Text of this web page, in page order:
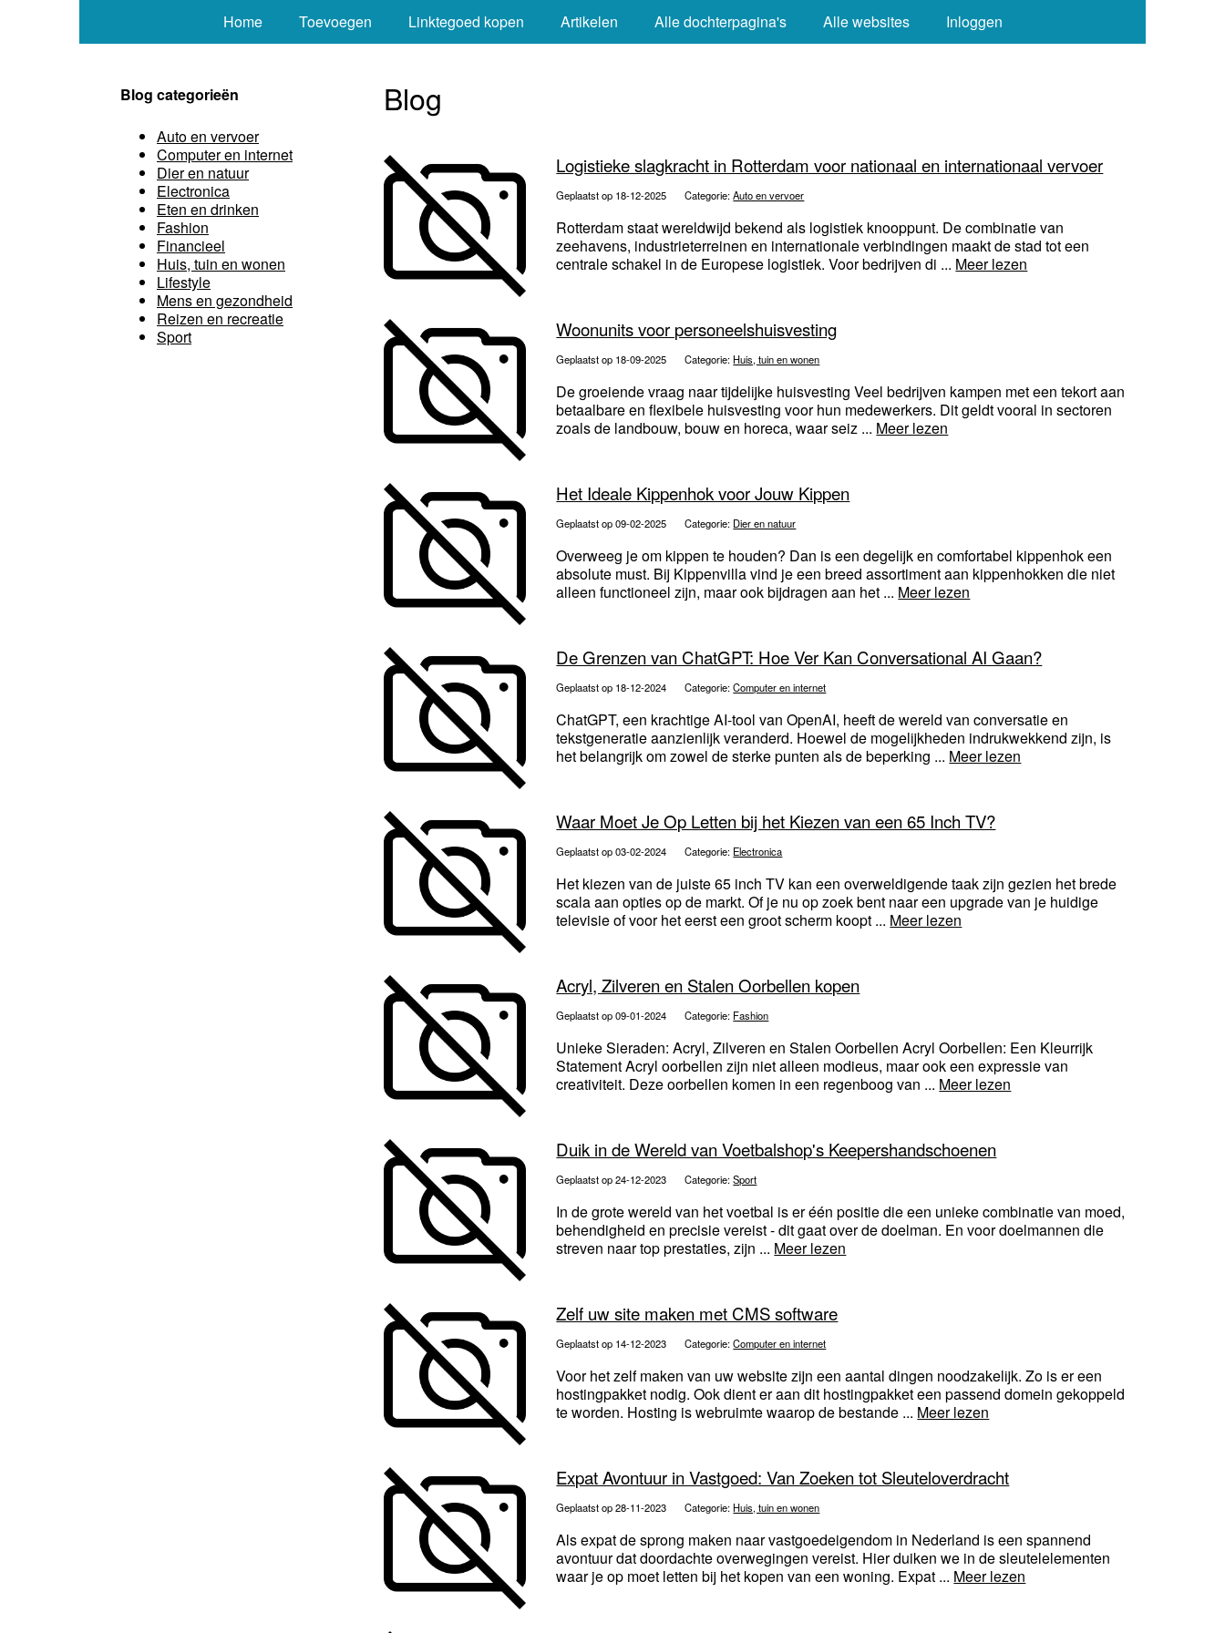
Home Toevoegen Linktegoed kopen Artikelen Alle dochterpagina's Alle websites Inloggen
Blog
Logistieke slagkracht in Rotterdam voor nationaal en internationaal vervoer
Geplaatst op 18-12-2025 Categorie:Auto en vervoer
Rotterdam staat wereldwijd bekend als logistiek knooppunt. De combinatie van
zeehavens, industrieterreinen en internationale verbindingen maakt de stad tot een
centrale schakel in de Europese logistiek. Voor bedrijven di ... Meer lezen
Woonunits voor personeelshuisvesting
Geplaatst op 18-09-2025 Categorie: Huis, tuin en wonen
De groeiende vraag naar tijdelijke huisvesting Veel bedrijven kampen met een tekort aan
betaalbare en flexibele huisvesting voor hun medewerkers. Dit geldt vooral in sectoren
zoals de landbouw, bouw en horeca, waar seiz ... Meer lezen
Het Ideale Kippenhok voor Jouw Kippen
Geplaatst op 09-02-2025 Categorie: Dier en natuur
Overweeg je om kippen te houden? Dan is een degelijk en comfortabel kippenhok een
absolute must. Bij Kippenvilla vind je een breed assortiment aan kippenhokken die niet
alleen functioneel zijn, maar ook bijdragen aan het ... Meer lezen
De Grenzen van ChatGPT: Hoe Ver Kan Conversational AI Gaan?
Geplaatst op 18-12-2024 Categorie:Computer en internet
ChatGPT, een krachtige AI-tool van OpenAI, heeft de wereld van conversatie en
tekstgeneratie aanzienlijk veranderd. Hoewel de mogelijkheden indrukwekkend zijn, is
het belangrijk om zowel de sterke punten als de beperking ... Meer lezen
Waar Moet Je Op Letten bij het Kiezen van een 65 Inch TV?
Geplaatst op 03-02-2024 Categorie: Electronica
Het kiezen van de juiste 65 inch TV kan een overweldigende taak zijn gezien het brede
scala aan opties op de markt. Of je nu op zoek bent naar een upgrade van je huidige
televisie of voor het eerst een groot scherm koopt ... Meer lezen
Acryl, Zilveren en Stalen Oorbellen kopen
Geplaatst op 09-01-2024 Categorie: Fashion
Unieke Sieraden: Acryl, Zilveren en Stalen Oorbellen Acryl Oorbellen: Een Kleurrijk
Statement Acryl oorbellen zijn niet alleen modieus, maar ook een expressie van
creativiteit. Deze oorbellen komen in een regenboog van ... Meer lezen
Duik in de Wereld van Voetbalshop's Keepershandschoenen
Geplaatst op 24-12-2023 Categorie:Sport
In de grote wereld van het voetbal is er één positie die een unieke combinatie van moed,
behendigheid en precisie vereist - dit gaat over de doelman. En voor doelmannen die
streven naar top prestaties, zijn ... Meer lezen
Zelf uw site maken met CMS software
Geplaatst op 14-12-2023 Categorie:Computer en internet
Voor het zelf maken van uw website zijn een aantal dingen noodzakelijk. Zo is er een
hostingpakket nodig. Ook dient er aan dit hostingpakket een passend domein gekoppeld
te worden. Hosting is webruimte waarop de bestande ... Meer lezen
Expat Avontuur in Vastgoed: Van Zoeken tot Sleuteloverdracht
Geplaatst op 28-11-2023 Categorie: Huis, tuin en wonen
Als expat de sprong maken naar vastgoedeigendom in Nederland is een spannend
avontuur dat doordachte overwegingen vereist. Hier duiken we in de sleutelelementen
waar je op moet letten bij het kopen van een woning. Expat ... Meer lezen
Blog categorieën
Auto en vervoer
Computer en internet
Dier en natuur
Electronica
Eten en drinken
Fashion
Financieel
Huis, tuin en wonen
Lifestyle
Mens en gezondheid
Reizen en recreatie
Sport